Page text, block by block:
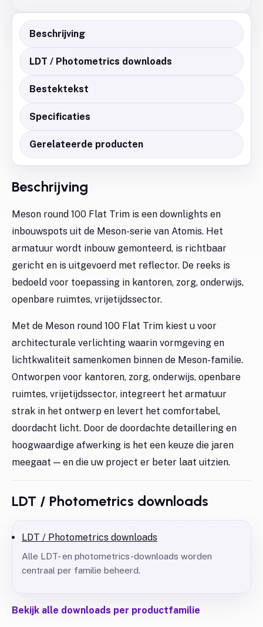
Beschrijving
LDT / Photometrics downloads
Bestektekst
Specificaties
Gerelateerde producten
Beschrijving
Meson round 100 Flat Trim is een downlights en
inbouwspots uit de Meson-serie van Atomis. Het
armatuur wordt inbouw gemonteerd, is richtbaar
gericht en is uitgevoerd met reflector. De reeks is
bedoeld voor toepassing in kantoren, zorg, onderwijs,
openbare ruimtes, vrijetijdssector.
Met de Meson round 100 Flat Trim kiest u voor
architecturale verlichting waarin vormgeving en
lichtkwaliteit samenkomen binnen de Meson-familie.
Ontworpen voor kantoren, zorg, onderwijs, openbare
ruimtes, vrijetijdssector, integreert het armatuur
strak in het ontwerp en levert het comfortabel,
doordacht licht. Door de doordachte detaillering en
hoogwaardige afwerking is het een keuze die jaren
meegaat — en die uw project er beter laat uitzien.
LDT / Photometrics downloads
LDT / Photometrics downloads
Alle LDT- en photometrics-downloads worden
centraal per familie beheerd.
Bekijk alle downloads per productfamilie